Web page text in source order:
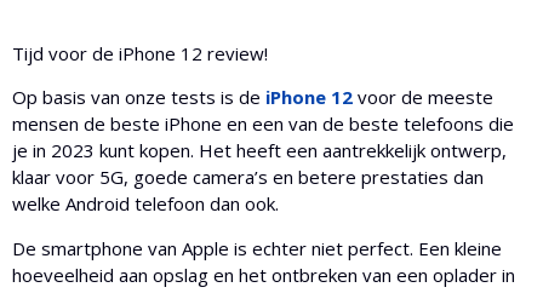
Tijd voor de iPhone 12 review!
Op basis van onze tests is de iPhone 12 voor de meeste
mensen de beste iPhone en een van de beste telefoons die
je in 2023 kunt kopen. Het heeft een aantrekkelijk ontwerp,
klaar voor 5G, goede camera’s en betere prestaties dan
welke Android telefoon dan ook.
De smartphone van Apple is echter niet perfect. Een kleine
hoeveelheid aan opslag en het ontbreken van een oplader in